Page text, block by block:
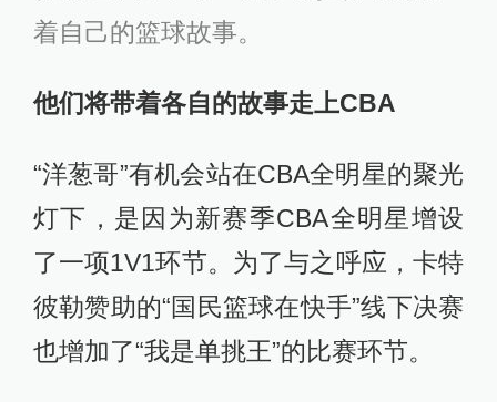
着自己的篮球故事。
他们将带着各自的故事走上CBA
“洋葱哥”有机会站在CBA全明星的聚光
灯下，是因为新赛季CBA全明星增设
了一项1V1环节。为了与之呼应，卡特
彼勒赞助的“国民篮球在快手”线下决赛
也增加了“我是单挑王”的比赛环节。